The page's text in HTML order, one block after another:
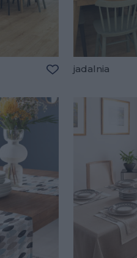
jadalnia